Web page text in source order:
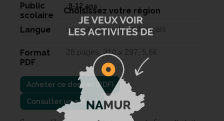
Public
scolaire
9-12 ans
Langue version originale en français
Format
PDF
28 pages, 210 x 297, 5,6€
Consulter un extrait
Choisissez votre région